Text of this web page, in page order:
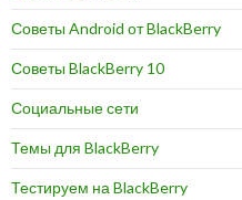
Советы Android от BlackBerry
Советы BlackBerry 10
Социальные сети
Темы для BlackBerry
Тестируем на BlackBerry